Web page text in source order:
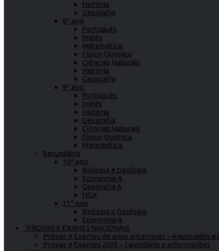
História
Geografia
8º ano
Português
Inglês
Matemática
Físico-Química
Ciências Naturais
História
Geografia
9º ano
Português
Inglês
História
Geografia
Ciências Naturais
Físico-Química
Matemática
Secundário
10º ano
Biologia e Geologia
Economia A
Geografia A
HCA
11º ano
Biologia e Geologia
Economia A
PROVAS E EXAMES NACIONAIS
Provas e Exames de anos anteriores – enunciados
Provas e Exames 2026 – calendário e informações